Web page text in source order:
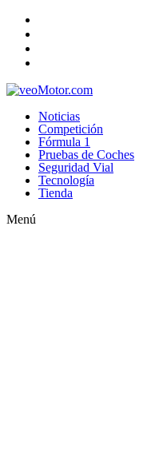
Noticias
Competición
Fórmula 1
Pruebas de Coches
Seguridad Vial
Tecnología
Tienda
Menú